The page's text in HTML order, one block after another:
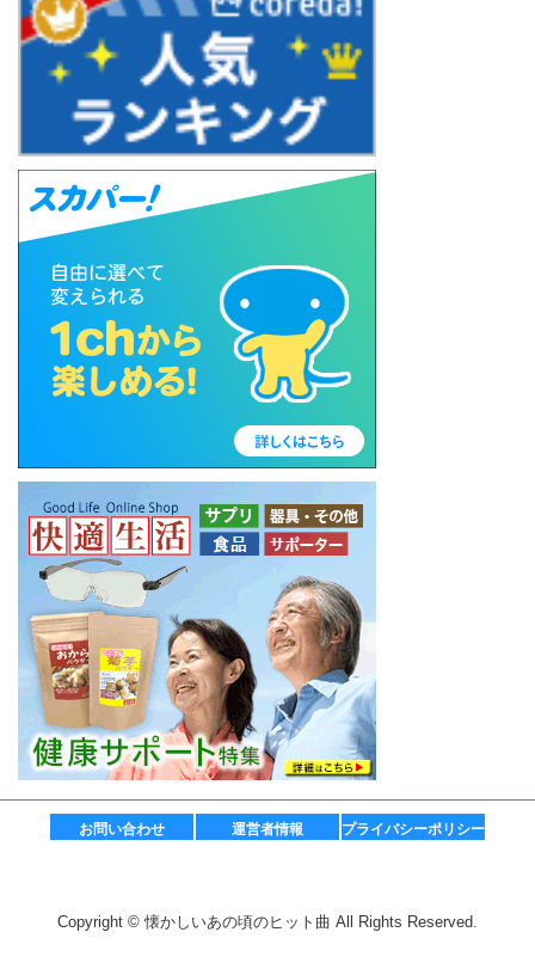
お問い合わせ 運営者情報 プライバシーポリシー
Copyright © 懐かしいあの頃のヒット曲 All Rights Reserved.